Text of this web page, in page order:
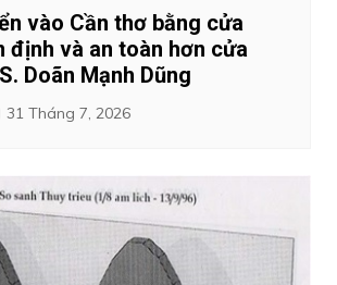
vào Cần thơ bằng cửa
định và an toàn hơn cửa
Doãn Mạnh Dũng
31 Tháng 7, 2026